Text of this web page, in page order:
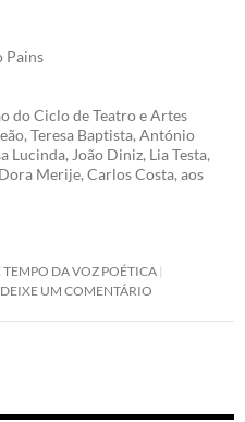
Pains
do Ciclo de Teatro e Artes
Teresa Baptista, António
João Diniz, Lia Testa,
Merije, Carlos Costa, aos
TEMPO DA VOZ POÉTICA
DEIXE UM COMENTÁRIO